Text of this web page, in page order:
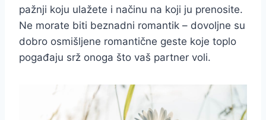
pažnji koju ulažete i načinu na koji ju prenosite.
Ne morate biti beznadni romantik – dovoljne su
dobro osmišljene romantične geste koje toplo
pogađaju srž onoga što vaš partner voli.